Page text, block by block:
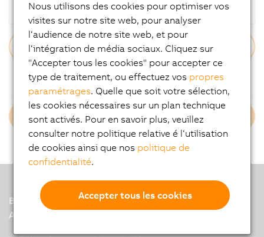
Mot de passe
Mot de passe oublié ?
Login B&R Employees
B&R
A member of the ABB Group
Nous utilisons des cookies pour optimiser vos
visites sur notre site web, pour analyser
l‘audience de notre site web, et pour
l‘intégration de média sociaux. Cliquez sur
"Accepter tous les cookies" pour accepter ce
type de traitement, ou effectuez vos propres
paramétrages. Quelle que soit votre sélection,
les cookies nécessaires sur un plan technique
sont activés. Pour en savoir plus, veuillez
consulter notre politique relative é l‘utilisation
de cookies ainsi que nos politique de
confidentialité.
Accepter tous les cookies